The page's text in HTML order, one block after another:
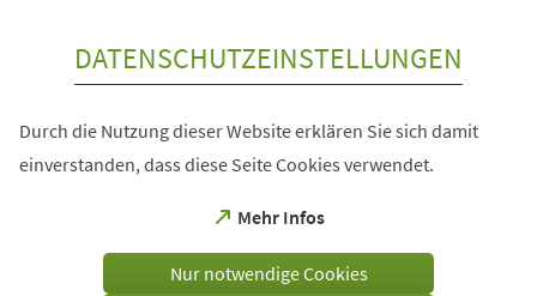
DATENSCHUTZEINSTELLUNGEN
Durch die Nutzung dieser Website erklären Sie sich damit
einverstanden, dass diese Seite Cookies verwendet.
Mehr Infos
(Öffnet
einem
Nur notwendige Cookies